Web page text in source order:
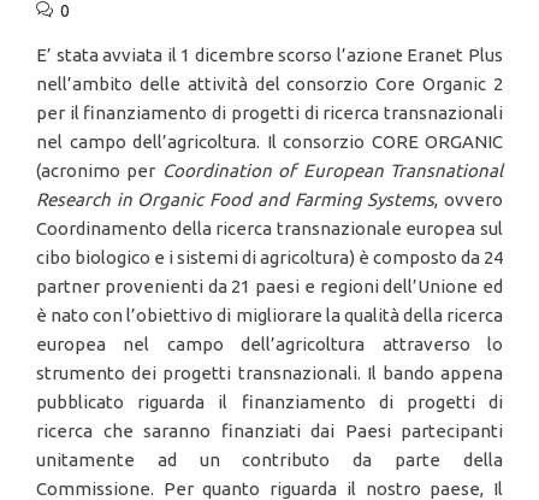
0
E’ stata avviata il 1 dicembre scorso l’azione Eranet Plus
nell’ambito delle attività del consorzio Core Organic 2
per il finanziamento di progetti di ricerca transnazionali
nel campo dell’agricoltura. Il consorzio CORE ORGANIC
(acronimo per Coordination of European Transnational
Research in Organic Food and Farming Systems, ovvero
Coordinamento della ricerca transnazionale europea sul
cibo biologico e i sistemi di agricoltura) è composto da 24
partner provenienti da 21 paesi e regioni dell’Unione ed
è nato con l’obiettivo di migliorare la qualità della ricerca
europea nel campo dell’agricoltura attraverso lo
strumento dei progetti transnazionali. Il bando appena
pubblicato riguarda il finanziamento di progetti di
ricerca che saranno finanziati dai Paesi partecipanti
unitamente ad un contributo da parte della
Commissione. Per quanto riguarda il nostro paese, Il